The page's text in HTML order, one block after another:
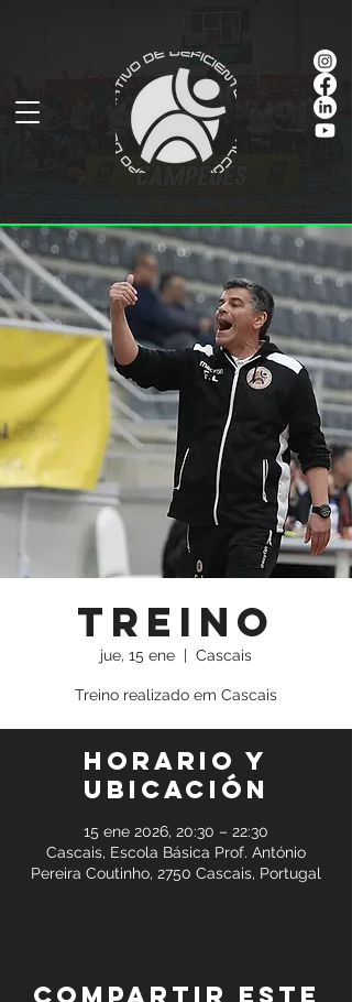
Treino
jue, 15 ene
  |
Cascais
Treino realizado em Cascais
Horario y
ubicación
15 ene 2026, 20:30 – 22:30
Cascais, Escola Básica Prof. António
Pereira Coutinho, 2750 Cascais, Portugal
Compartir este